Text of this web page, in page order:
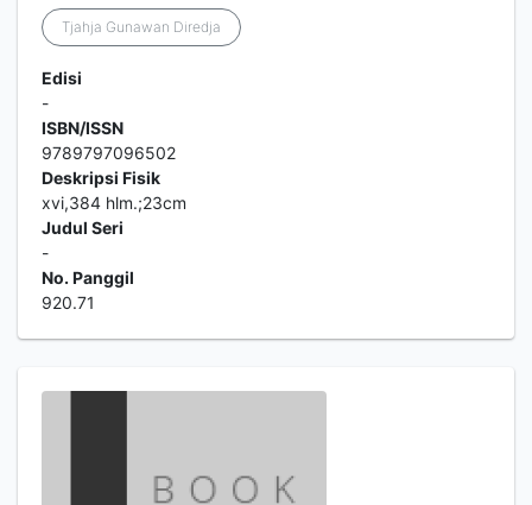
Tjahja Gunawan Diredja
Edisi
-
ISBN/ISSN
9789797096502
Deskripsi Fisik
xvi,384 hlm.;23cm
Judul Seri
-
No. Panggil
920.71